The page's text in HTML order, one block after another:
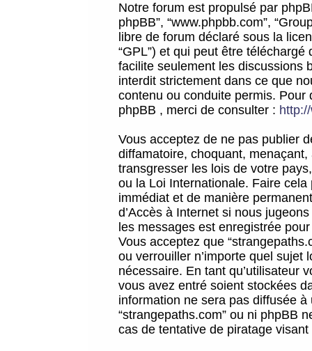
Notre forum est propulsé par
phpBB”, “www.phpbb.com”,
libre de forum déclaré sous la
“GPL”) et qui peut être téléchargé
facilite seulement les discussions
interdit strictement dans ce que
contenu ou conduite permis.
phpBB , merci de consulter :
Vous acceptez de ne pas publier
diffamatoire, choquant,
transgresser les lois de votre
ou la Loi Internationale. Faire
immédiat et de manière
d’Accès à Internet si nous
les messages est enregistrée
Vous acceptez que
ou verrouiller n’importe quel sujet
nécessaire. En tant qu’utilisateur
vous avez entré soient stockées
information ne sera pas diffusée
“strangepaths.com” ou ni phpBB
cas de tentative de piratage